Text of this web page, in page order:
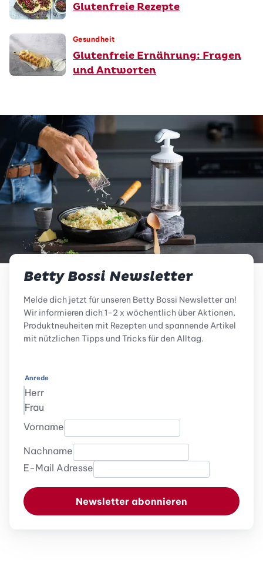
Glutenfreie Rezepte
Gesundheit
Glutenfreie Ernährung: Fragen
und Antworten
Betty Bossi Newsletter
Melde dich jetzt für unseren Betty Bossi Newsletter an!
Wir informieren dich 1-2 x wöchentlich über Aktionen,
Produktneuheiten mit Rezepten und spannende Artikel
mit nützlichen Tipps und Tricks für den Alltag.
Anrede
Herr
Frau
Vorname
Nachname
E-Mail Adresse
Newsletter abonnieren